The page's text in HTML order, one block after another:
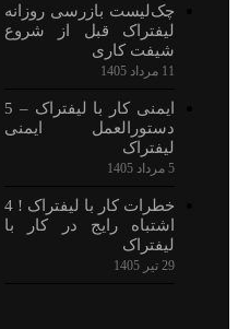
چک‌لیست بازرسی روزانه
لیفتراک قبل از شروع
شیفت کاری
11 مرداد 1405
ایمنی کار با لیفتراک – 5
دستورالعمل ایمنی
لیفتراک
5 مرداد 1405
خطرات کار با لیفتراک ! 4
اشتباه رایج در کار با
لیفتراک
29 تیر 1405